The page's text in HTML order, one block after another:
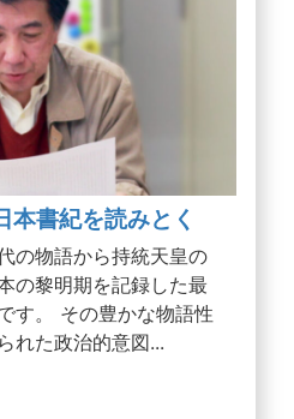
書紀を読みとく
の物語から持統天皇の
の黎明期を記録した最
す。 その豊かな物語性
れた政治的意図...